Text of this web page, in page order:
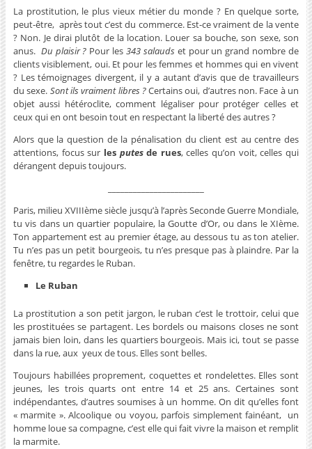
La prostitution, le plus vieux métier du monde ? En quelque sorte,
peut-être, après tout c’est du commerce. Est-ce vraiment de la vente
? Non. Je dirai plutôt de la location. Louer sa bouche, son sexe, son
anus. Du plaisir ? Pour les 343 salauds et pour un grand nombre de
clients visiblement, oui. Et pour les femmes et hommes qui en vivent
? Les témoignages divergent, il y a autant d’avis que de travailleurs
du sexe. Sont ils vraiment libres ?Certains oui, d’autres non. Face à un
objet aussi hétéroclite, comment légaliser pour protéger celles et
ceux qui en ont besoin tout en respectant la liberté des autres ?
Alors que la question de la pénalisation du client est au centre des
attentions, focus sur les putesde rues, celles qu’on voit, celles qui
dérangent depuis toujours.
Paris, milieu XVIIIème siècle jusqu’à l’après Seconde Guerre Mondiale,
tu vis dans un quartier populaire, la Goutte d’Or, ou dans le XIème.
Ton appartement est au premier étage, au dessous tu as ton atelier.
Tu n’es pas un petit bourgeois, tu n’es presque pas à plaindre. Par la
fenêtre, tu regardes le Ruban.
Le Ruban
La prostitution a son petit jargon, le ruban c’est le trottoir, celui que
les prostituées se partagent. Les bordels ou maisons closes ne sont
jamais bien loin, dans les quartiers bourgeois. Mais ici, tout se passe
dans la rue, aux yeux de tous. Elles sont belles.
Toujours habillées proprement, coquettes et rondelettes. Elles sont
jeunes, les trois quarts ont entre 14 et 25 ans. Certaines sont
indépendantes, d’autres soumises à un homme. On dit qu’elles font
« marmite ». Alcoolique ou voyou, parfois simplement fainéant, un
homme loue sa compagne, c’est elle qui fait vivre la maison et remplit
la marmite.